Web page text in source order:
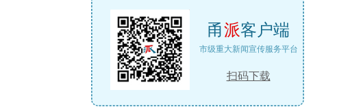
甬派客户端
市级重大新闻宣传服务平台
扫码下载